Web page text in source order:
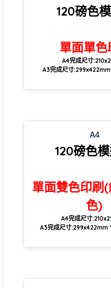
120磅色
單面單色
A4完成尺寸
A3完成尺寸
A4
120磅色
單面雙色印刷
色)
A4完成尺寸
A3完成尺寸:299x422mm